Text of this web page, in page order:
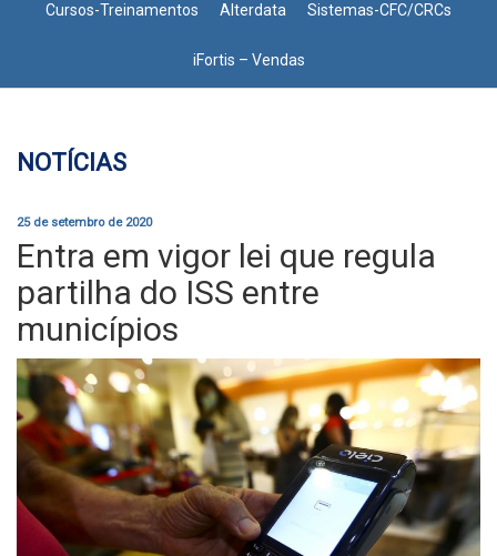
Cursos-Treinamentos Alterdata Sistemas-CFC/CRCs
iFortis – Vendas
NOTÍCIAS
25 de setembro de 2020
Entra em vigor lei que regula
partilha do ISS entre
municípios